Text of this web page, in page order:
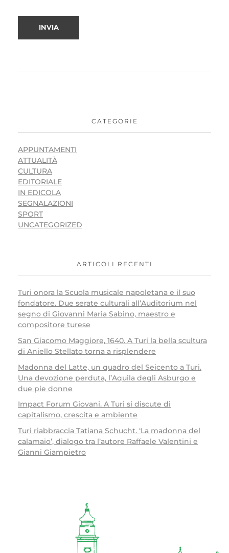
CATEGORIE
APPUNTAMENTI
ATTUALITÀ
CULTURA
EDITORIALE
IN EDICOLA
SEGNALAZIONI
SPORT
UNCATEGORIZED
ARTICOLI RECENTI
Turi onora la Scuola musicale napoletana e il suo
fondatore. Due serate culturali all’Auditorium nel
segno di Giovanni Maria Sabino, maestro e
compositore turese
San Giacomo Maggiore, 1640. A Turi la bella scultura
di Aniello Stellato torna a risplendere
Madonna del Latte, un quadro del Seicento a Turi.
Una devozione perduta, l’Aquila degli Asburgo e
due pie donne
Impact Forum Giovani. A Turi si discute di
capitalismo, crescita e ambiente
Turi riabbraccia Tatiana Schucht. ‘La madonna del
calamaio’, dialogo tra l’autore Raffaele Valentini e
Gianni Giampietro